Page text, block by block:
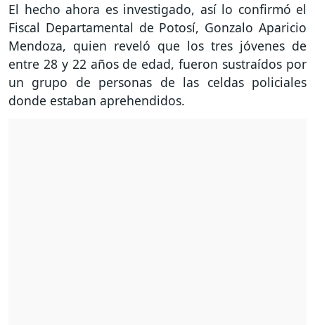
El hecho ahora es investigado, así lo confirmó el
Fiscal Departamental de Potosí, Gonzalo Aparicio
Mendoza, quien reveló que los tres jóvenes de
entre 28 y 22 años de edad, fueron sustraídos por
un grupo de personas de las celdas policiales
donde estaban aprehendidos.